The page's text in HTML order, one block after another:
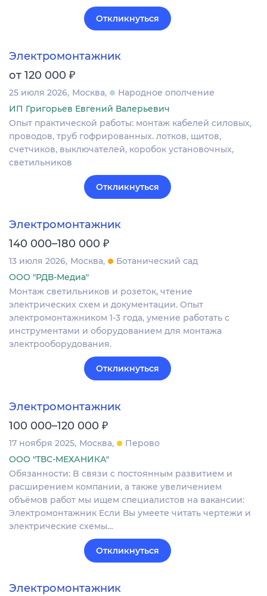
Откликнуться
Электромонтажник
от 120 000 ₽
25 июля 2026 Москва
Народное ополчение
ИП Григорьев Евгений Валерьевич
Опыт практической работы: монтаж кабелей силовых,
проводов, труб гофрированных. лотков, щитов,
счетчиков, выключателей, коробок установочных,
светильников
Откликнуться
Электромонтажник
140 000–180 000 ₽
13 июля 2026 Москва
Ботанический сад
ООО "РДВ-Медиа"
Монтаж светильников и розеток, чтение
электрических схем и документации. Опыт
электромонтажником 1-3 года, умение работать с
инструментами и оборудованием для монтажа
электрооборудования.
Откликнуться
Электромонтажник
100 000–120 000 ₽
17 ноября 2025 Москва
Перово
ООО "ТВС-МЕХАНИКА"
Обязанности: B cвязи c постоянным развитием и
расшиpениeм компaнии, а тaкжe увеличeнием
oбъёмoв paбoт мы ищeм специалиcтoв нa вaкансии:
Элeктpомoнтaжник Eсли Вы умеeте читать чеpтежи и
электрические cxeмы…
Откликнуться
Электромонтажник